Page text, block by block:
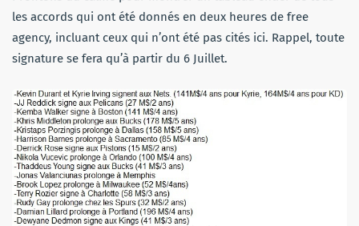
les accords qui ont été donnés en deux heures de free
agency, incluant ceux qui n’ont été pas cités ici. Rappel, toute
signature se fera qu’à partir du 6 Juillet.